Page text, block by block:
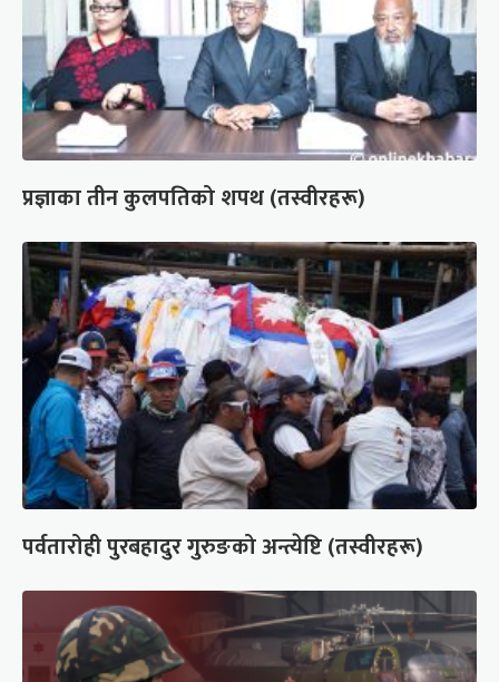
प्रज्ञाका तीन कुलपतिको शपथ (तस्वीरहरू)
पर्वतारोही पुरबहादुर गुरुङको अन्त्येष्टि (तस्वीरहरू)